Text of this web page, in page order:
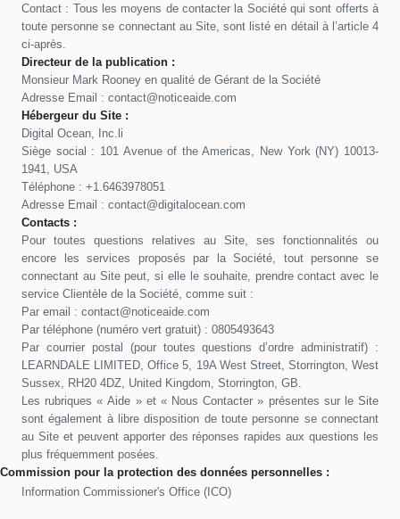
Contact : Tous les moyens de contacter la Société qui sont offerts à
toute personne se connectant au Site, sont listé en détail à l’article 4
ci-après.
Directeur de la publication :
Monsieur Mark Rooney en qualité de Gérant de la Société
Adresse Email : contact@noticeaide.com
Hébergeur du Site :
Digital Ocean, Inc.li
Siège social : 101 Avenue of the Americas, New York (NY) 10013-
1941, USA
Téléphone : +1.6463978051
Adresse Email : contact@digitalocean.com
Contacts :
Pour toutes questions relatives au Site, ses fonctionnalités ou
encore les services proposés par la Société, tout personne se
connectant au Site peut, si elle le souhaite, prendre contact avec le
service Clientèle de la Société, comme suit :
Par email : contact@noticeaide.com
Par téléphone (numéro vert gratuit) : 0805493643
Par courrier postal (pour toutes questions d’ordre administratif) :
LEARNDALE LIMITED, Office 5, 19A West Street, Storrington, West
Sussex, RH20 4DZ, United Kingdom, Storrington, GB.
Les rubriques « Aide » et « Nous Contacter » présentes sur le Site
sont également à libre disposition de toute personne se connectant
au Site et peuvent apporter des réponses rapides aux questions les
plus fréquemment posées.
Commission pour la protection des données personnelles :
Information Commissioner's Office (ICO)